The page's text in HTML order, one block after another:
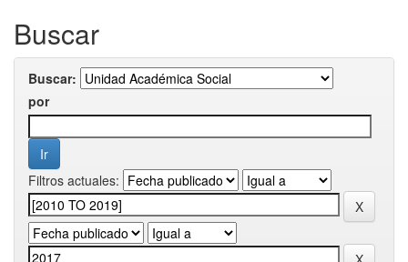
Buscar
Buscar:
por
Filtros actuales: